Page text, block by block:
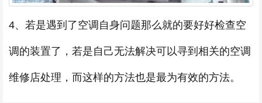
4、若是遇到了空调自身问题那么就的要好好检查空
调的装置了，若是自己无法解决可以寻到相关的空调
维修店处理，而这样的方法也是最为有效的方法。